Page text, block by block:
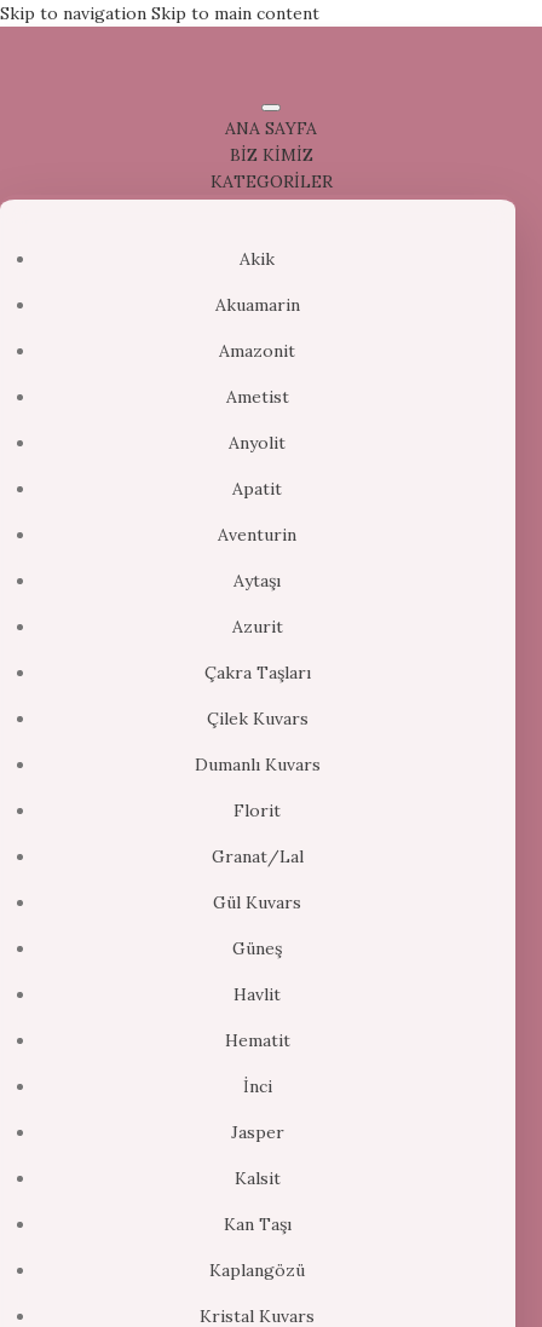
Skip to navigation Skip to main content
ANA SAYFA
BİZ KİMİZ
KATEGORİLER
Akik
Akuamarin
Amazonit
Ametist
Anyolit
Apatit
Aventurin
Aytaşı
Azurit
Çakra Taşları
Çilek Kuvars
Dumanlı Kuvars
Florit
Granat/Lal
Gül Kuvars
Güneş
Havlit
Hematit
İnci
Jasper
Kalsit
Kan Taşı
Kaplangözü
Kristal Kuvars